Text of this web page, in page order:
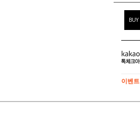
BUY